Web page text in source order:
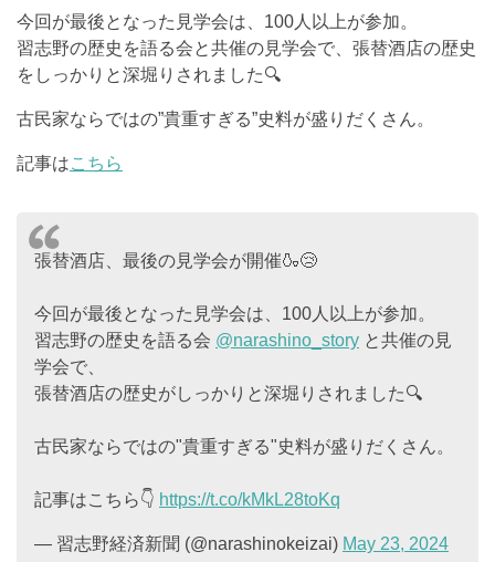
今回が最後となった見学会は、100人以上が参加。
習志野の歴史を語る会と共催の見学会で、張替酒店の歴史
をしっかりと深堀りされました🔍
古民家ならではの”貴重すぎる”史料が盛りだくさん。
記事はこちら
張替酒店、最後の見学会が開催🍶😢
今回が最後となった見学会は、100人以上が参加。
習志野の歴史を語る会 ⁦ @narashino_story ⁩ と共催の見
学会で、
張替酒店の歴史がしっかりと深堀りされました🔍
古民家ならではの"貴重すぎる"史料が盛りだくさん。
記事はこちら👇 https://t.co/kMkL28toKq
— 習志野経済新聞 (@narashinokeizai) May 23, 2024